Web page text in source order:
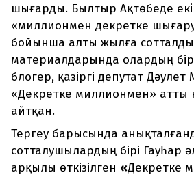
шығарды. Былтыр Ақтөбеде екі
«миллионмен декретке
бойынша алты жылға
материалдарында олардың
блогер, қазіргі депутат
«Декретке миллионмен» атты
айтқан.
Тергеу барысында
сотталушылардың бірі Гауһар
арқылы өткізілген «Декретке